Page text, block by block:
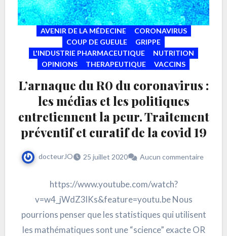
AVENIR DE LA MÉDECINE
CORONAVIRUS
COUP DE GUEULE
GRIPPE
L'INDUSTRIE PHARMACEUTIQUE
NUTRITION
OPINIONS
THERAPEUTIQUE VACCINS
L’arnaque du R0 du coronavirus :
les médias et les politiques
entretiennent la peur. Traitement
préventif et curatif de la covid 19
docteurJO 25 juillet 2020 Aucun commentaire
https://www.youtube.com/watch?
v=w4_jWdZ3lKs&feature=youtu.be Nous
pourrions penser que les statistiques qui utilisent
les mathématiques sont une “science” exacte OR